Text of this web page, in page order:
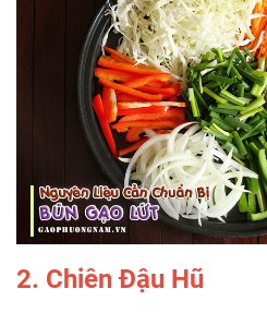
2. Chiên Đậu Hũ